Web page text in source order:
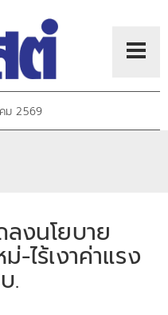
ม 2569
งนโยบาย
-ไร้เงาค่าแรง
.